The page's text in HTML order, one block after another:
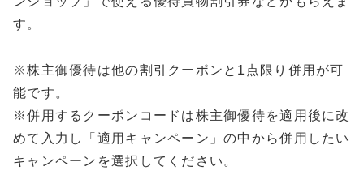
す。
※株主御優待は他の割引クーポンと1点限り併用が可
能です。
※併用するクーポンコードは株主御優待を適用後に改
めて入力し「適用キャンペーン」の中から併用したい
キャンペーンを選択してください。